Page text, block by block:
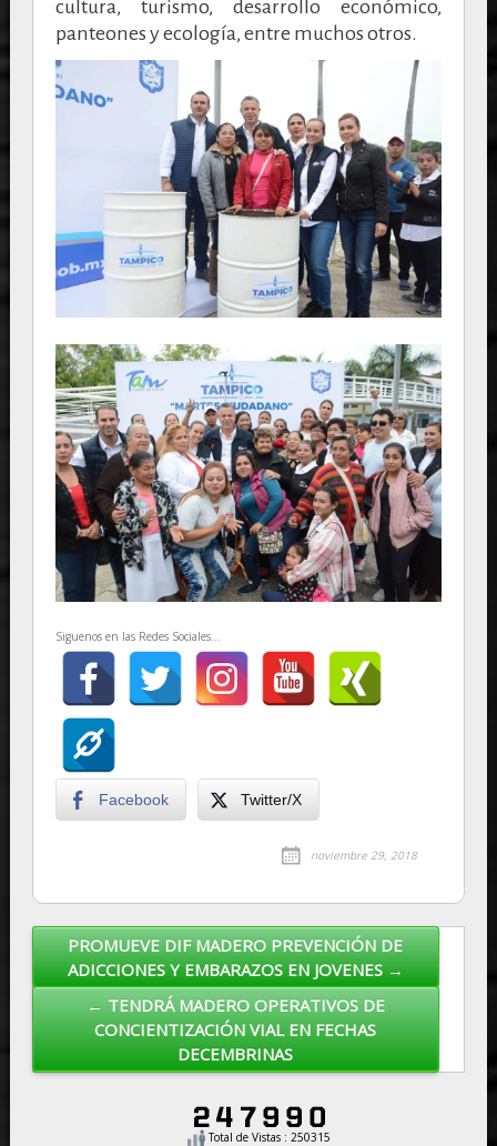
cultura, turismo, desarrollo económico,
panteones y ecología, entre muchos otros.
Siguenos en las Redes Sociales...
Facebook Twitter/X
noviembre 29, 2018
Post navigation
PROMUEVE DIF MADERO PREVENCIÓN DE
ADICCIONES Y EMBARAZOS EN JOVENES →
← TENDRÁ MADERO OPERATIVOS DE
CONCIENTIZACIÓN VIAL EN FECHAS
DECEMBRINAS
Total de Vistas : 250315